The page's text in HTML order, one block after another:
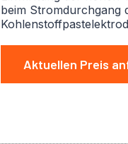
beim Stromdurchgang
Aktuellen Preis